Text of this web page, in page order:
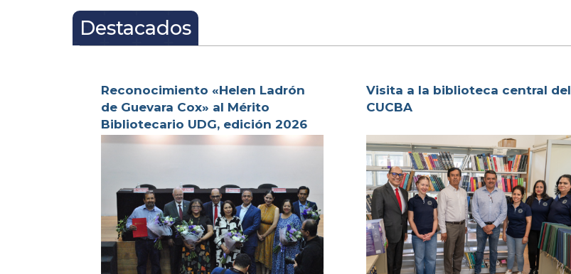
Inicio
Destacados
Reconocimiento «Helen Ladrón
de Guevara Cox» al Mérito
Bibliotecario UDG, edición 2026
Visita a la biblioteca central del
CUCBA